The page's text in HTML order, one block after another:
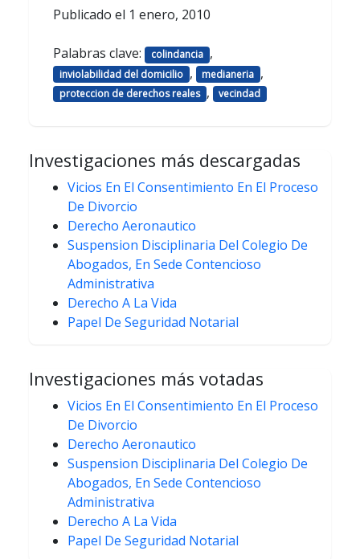
Publicado el 1 enero, 2010
Palabras clave: colindancia ,
inviolabilidad del domicilio , medianeria ,
proteccion de derechos reales , vecindad
Investigaciones más descargadas
Vicios En El Consentimiento En El Proceso
De Divorcio
Derecho Aeronautico
Suspension Disciplinaria Del Colegio De
Abogados, En Sede Contencioso
Administrativa
Derecho A La Vida
Papel De Seguridad Notarial
Investigaciones más votadas
Vicios En El Consentimiento En El Proceso
De Divorcio
Derecho Aeronautico
Suspension Disciplinaria Del Colegio De
Abogados, En Sede Contencioso
Administrativa
Derecho A La Vida
Papel De Seguridad Notarial